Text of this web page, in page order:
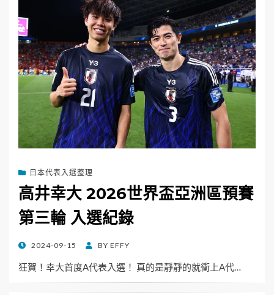
日本代表入選整理
高井幸大 2026世界盃亞洲區預賽
第三輪 入選紀錄
POSTED
2024-09-15 BY EFFY
狂賀！幸大首度A代表入選！ 真的是靜靜的就衝上A代…